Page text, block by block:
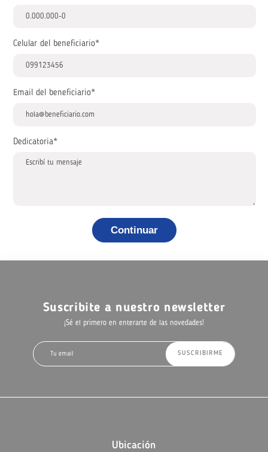
Celular del beneficiario*
Email del beneficiario*
Dedicatoria*
Continuar
Suscribite a nuestro newsletter
¡Sé el primero en enterarte de las novedades!
SUSCRIBIRME
Ubicación